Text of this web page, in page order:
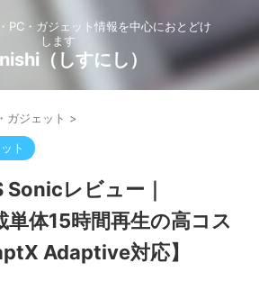
PC・ガジェット情報を中心におとどけ
します
（しすにし）
ガジェット >
ト
Sonicレビュー｜
体15時間再生の高コス
Adaptive対応】